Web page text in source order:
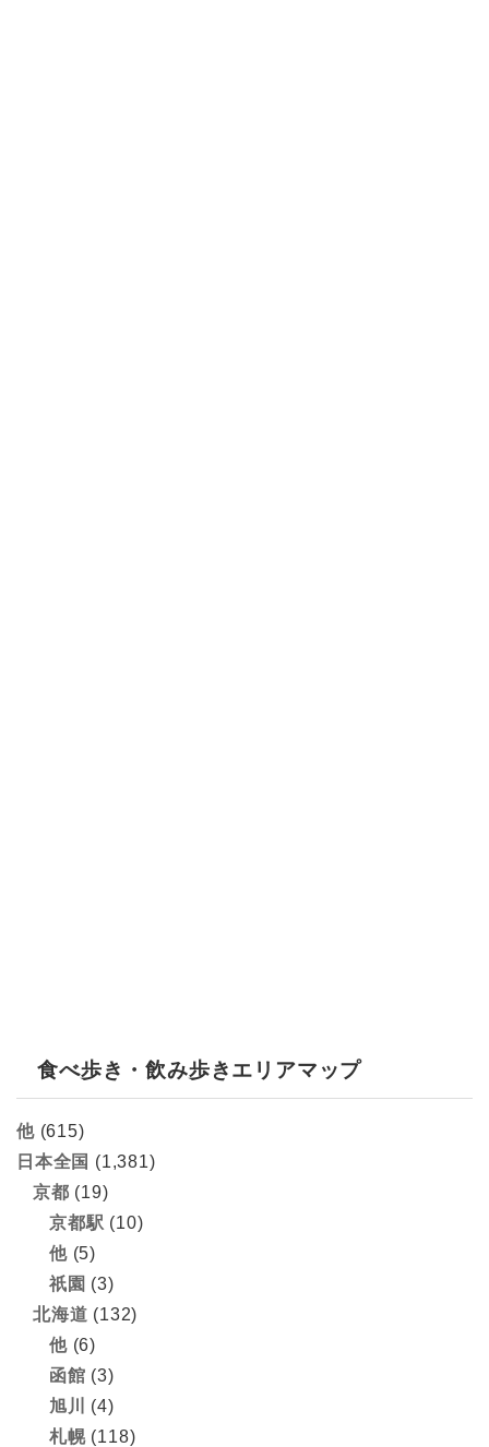
食べ歩き・飲み歩きエリアマップ
他(615)
日本全国 (1,381)
京都 (19)
京都駅 (10)
他(5)
祇園 (3)
北海道 (132)
他(6)
函館 (3)
旭川
(4)
札幌(118)